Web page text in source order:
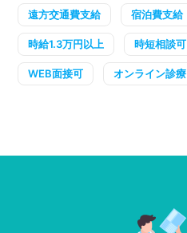
遠方交通費支給 宿泊費支給
時給1.3万円以上 時短相談可
WEB面接可 オンライン診療